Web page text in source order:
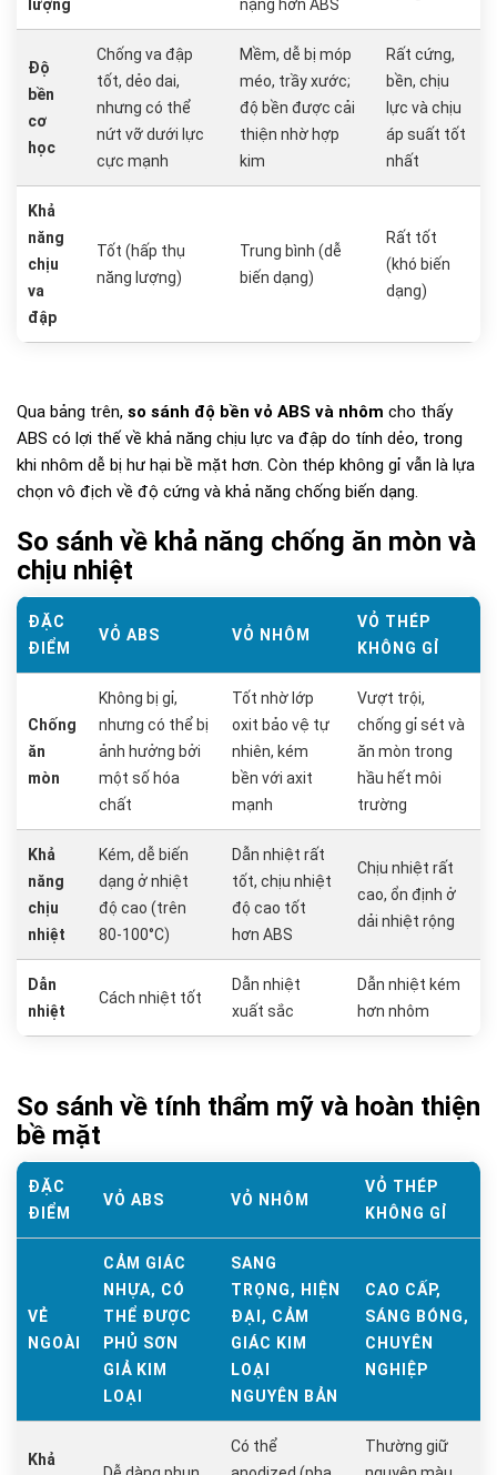
lượng
nặng hơn ABS
Độ
bền
cơ
học
Chống va đập
tốt, dẻo dai,
nhưng có thể
nứt vỡ dưới lực
cực mạnh
Mềm, dễ bị móp
méo, trầy xước;
độ bền được cải
thiện nhờ hợp
kim
Rất cứng,
bền, chịu
lực và chịu
áp suất tốt
nhất
Khả
năng
chịu
va
đập
Tốt (hấp thụ
năng lượng)
Trung bình (dễ
biến dạng)
Rất tốt
(khó biến
dạng)
Qua bảng trên, so sánh độ bền vỏ ABS và nhôm cho thấy
ABS có lợi thế về khả năng chịu lực va đập do tính dẻo, trong
khi nhôm dễ bị hư hại bề mặt hơn. Còn thép không gỉ vẫn là lựa
chọn vô địch về độ cứng và khả năng chống biến dạng.
So sánh về khả năng chống ăn mòn và
chịu nhiệt
ĐẶC
ĐIỂM
VỎ ABS VỎ NHÔM
VỎ THÉP
KHÔNG GỈ
Chống
ăn
mòn
Không bị gỉ,
nhưng có thể bị
ảnh hưởng bởi
một số hóa
chất
Tốt nhờ lớp
oxit bảo vệ tự
nhiên, kém
bền với axit
mạnh
Vượt trội,
chống gỉ sét và
ăn mòn trong
hầu hết môi
trường
Khả
năng
chịu
nhiệt
Kém, dễ biến
dạng ở nhiệt
độ cao (trên
80-100°C)
Dẫn nhiệt rất
tốt, chịu nhiệt
độ cao tốt
hơn ABS
Chịu nhiệt rất
cao, ổn định ở
dải nhiệt rộng
Dẫn
nhiệt
Cách nhiệt tốt
Dẫn nhiệt
xuất sắc
Dẫn nhiệt kém
hơn nhôm
So sánh về tính thẩm mỹ và hoàn thiện
bề mặt
ĐẶC
ĐIỂM
VỎ ABS VỎ NHÔM
VỎ THÉP
KHÔNG GỈ
VẺ
NGOÀI
CẢM GIÁC
NHỰA, CÓ
THỂ ĐƯỢC
PHỦ SƠN
GIẢ KIM
LOẠI
SANG
TRỌNG, HIỆN
ĐẠI, CẢM
GIÁC KIM
LOẠI
NGUYÊN BẢN
CAO CẤP,
SÁNG BÓNG,
CHUYÊN
NGHIỆP
Khả
Có thể
Thường giữ